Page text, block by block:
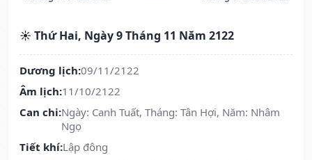
☀️ Thứ Hai, Ngày 9 Tháng 11 Năm 2122
Dương lịch:09/11/2122
Âm lịch:11/10/2122
Can chi:Ngày: Canh Tuất, Tháng: Tân Hợi, Năm: Nhâm
Ngọ
Tiết khí:Lập đông